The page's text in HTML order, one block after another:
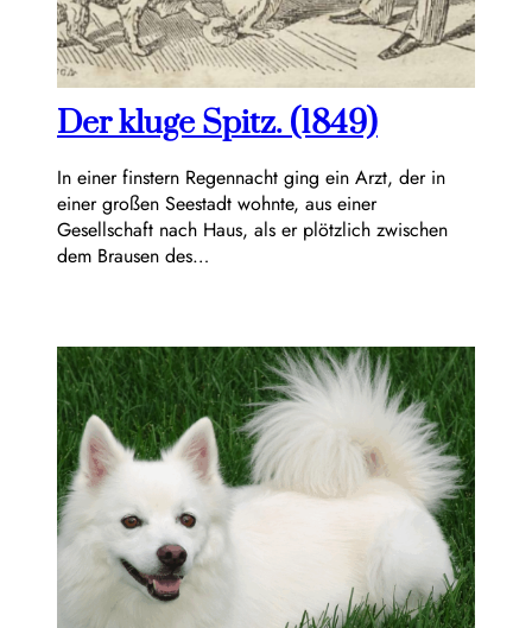
Der kluge Spitz. (1849)
In einer finstern Regennacht ging ein Arzt, der in
einer großen Seestadt wohnte, aus einer
Gesellschaft nach Haus, als er plötzlich zwischen
dem Brausen des…